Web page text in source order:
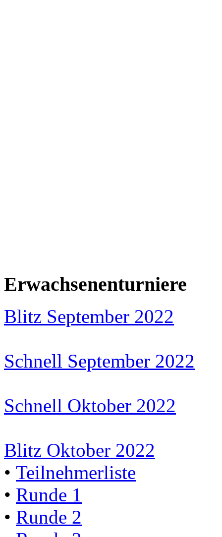
Erwachsenenturniere
Blitz September 2022
Schnell September 2022
Schnell Oktober 2022
Blitz Oktober 2022
• Teilnehmerliste
• Runde 1
• Runde 2